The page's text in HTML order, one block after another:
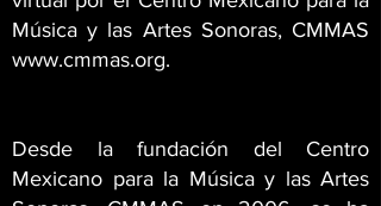
Música y las Artes Sonoras, CMMAS
www.cmmas.org.
Desde la fundación del Centro
Mexicano para la Música y las Artes